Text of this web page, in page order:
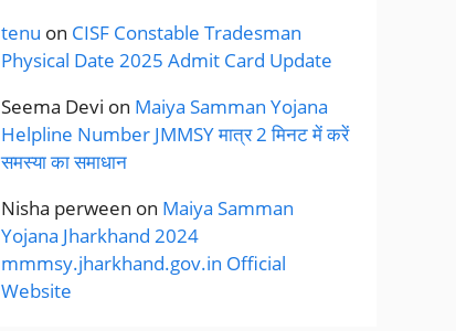
tenu on CISF Constable Tradesman
Physical Date 2025 Admit Card Update
Seema Devi on Maiya Samman Yojana
Helpline Number JMMSY मात्र 2 मिनट में करें
समस्या का समाधान
Nisha perween on Maiya Samman
Yojana Jharkhand 2024
mmmsy.jharkhand.gov.in Official
Website